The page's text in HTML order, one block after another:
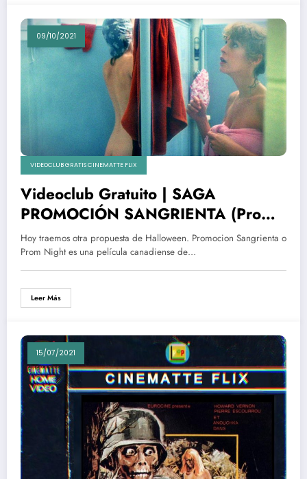
09/10/2021
VIDEOCLUB GRATIS CINEMATTE FLIX
Videoclub Gratuito | SAGA
PROMOCIÓN SANGRIENTA (Prom
Night. Llamadas de terror)
Hoy traemos otra propuesta de Halloween. Promocion Sangrienta o
Prom Night es una película canadiense de…
Leer Más
15/07/2021